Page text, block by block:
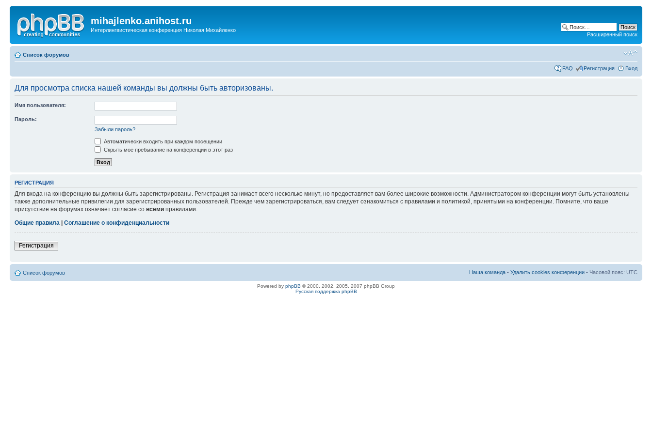
mihajlenko.anihost.ru
Интерлингвистическая конференция Николая Михайленко
Расширенный поиск
Список форумов
FAQ Регистрация Вход
Для просмотра списка нашей команды вы должны быть авторизованы.
Имя пользователя:
Пароль:
Забыли пароль?
Автоматически входить при каждом посещении
Скрыть моё пребывание на конференции в этот раз
РЕГИСТРАЦИЯ
Для входа на конференцию вы должны быть зарегистрированы. Регистрация занимает всего несколько минут, но предоставляет вам более широкие возможности. Администратором конференции могут быть установлены
также дополнительные привилегии для зарегистрированных пользователей. Прежде чем зарегистрироваться, вам следует ознакомиться с правилами и политикой, принятыми на конференции. Помните, что ваше
присутствие на форумах означает согласие со всеми правилами.
Общие правила
Соглашение о конфиденциальности
Регистрация
Список форумов Наша команда • Удалить cookies конференции • Часовой пояс: UTC
Powered by phpBB © 2000, 2002, 2005, 2007 phpBB Group
Русская поддержка phpBB